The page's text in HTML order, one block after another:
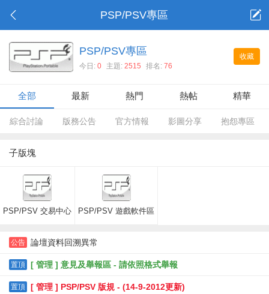
PSP/PSV專區
收藏
PSP/PSV專區
今日:0 主題:2515 排名:76
全部 最新 熱門 熱帖 精華
綜合討論 版務公告 官方情報 影圖分享 抱怨專區
子版塊
PSP/PSV 交易中心 PSP/PSV 遊戲軟件區
公告 論壇資料回溯異常
置頂 [ 管理 ] 意見及舉報區 - 請依照格式舉報
置頂 [ 管理 ] PSP/PSV 版規 - (14-9-2012更新)